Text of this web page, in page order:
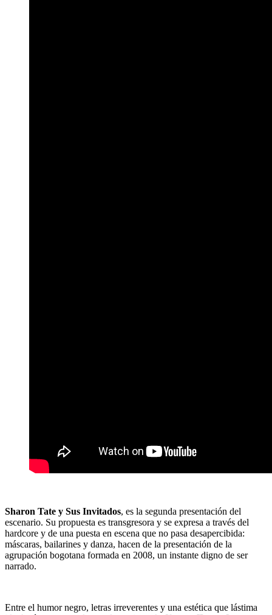
Sharon Tate y Sus Invitados, es la segunda presentación del
escenario. Su propuesta es transgresora y se expresa a través del
hardcore y de una puesta en escena que no pasa desapercibida:
máscaras, bailarines y danza, hacen de la presentación de la
agrupación bogotana formada en 2008, un instante digno de ser
narrado.
Entre el humor negro, letras irreverentes y una estética que lástima